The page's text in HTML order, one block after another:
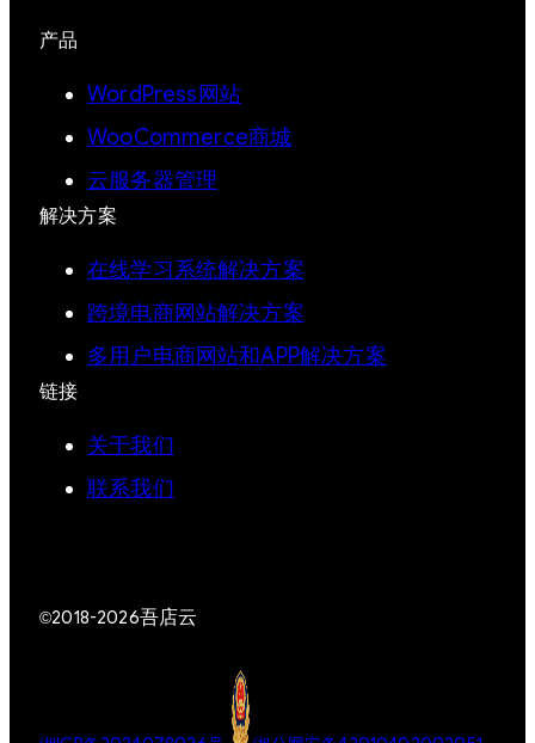
产品
WordPress网站
WooCommerce商城
云服务器管理
解决方案
在线学习系统解决方案
跨境电商网站解决方案
多用户电商网站和APP解决方案
链接
关于我们
联系我们
©2018-2026吾店云